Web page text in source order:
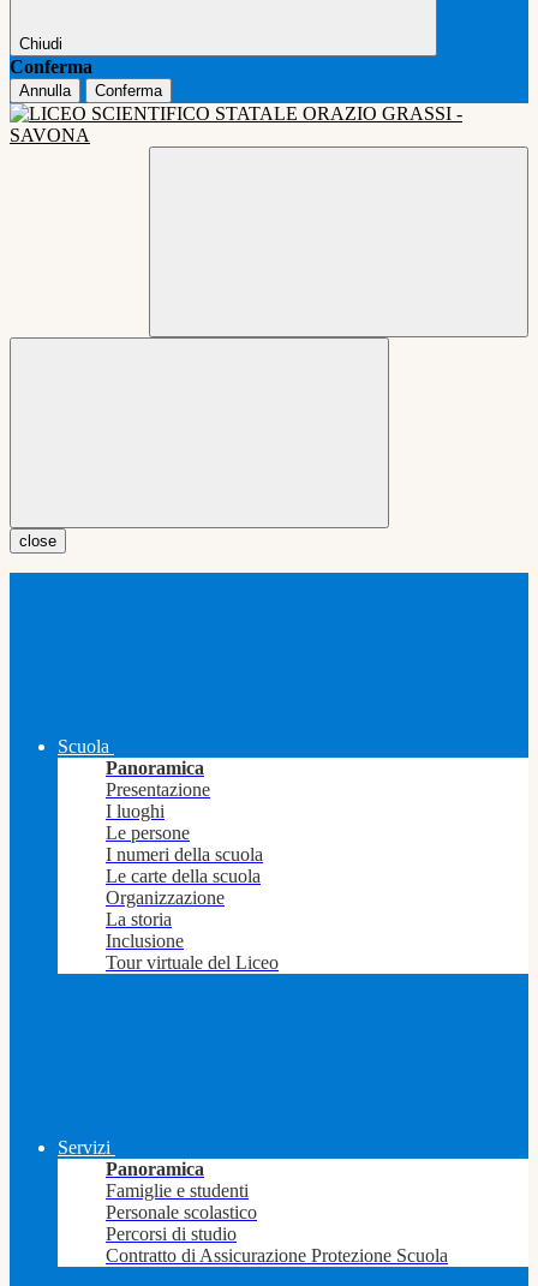
Chiudi
Conferma
Annulla Conferma
close
Scuola
Panoramica
Presentazione
I luoghi
Le persone
I numeri della scuola
Le carte della scuola
Organizzazione
La storia
Inclusione
Tour virtuale del Liceo
Servizi
Panoramica
Famiglie e studenti
Personale scolastico
Percorsi di studio
Contratto di Assicurazione Protezione Scuola